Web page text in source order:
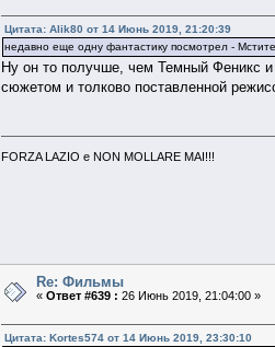
Цитата: Alik80 от 14 Июнь 2019, 21:20:39
недавно еще одну фантастику посмотрел -
Ну он то получше, чем Темный Феникс
сюжетом и толково поставленной
FORZA LAZIO e NON MOLLARE MAI!!!
Re: Фильмы
«Ответ #639 : 26 Июнь 2019, 21:04:00 »
Цитата: Kortes574 от 14 Июнь 2019, 23:30:10